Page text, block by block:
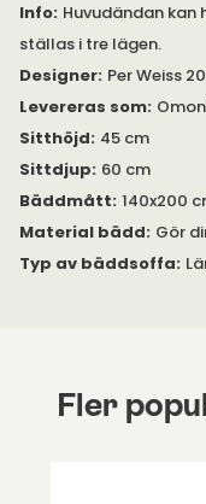
Info: Huvudändan kan
ställas i tre lägen.
Designer: Per Weiss
Levereras som:
Sitthöjd: 45 cm
Sittdjup: 60 cm
Bäddmått: 140x200
Material bädd: Gör
Typ av bäddsoffa:
Fler